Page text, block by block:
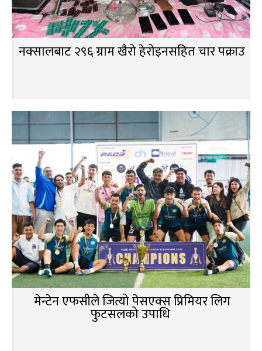
नक्सालबाट २९६ ग्राम खैरो हेरोइनसहित चार पक्राउ
मेन्टेन एफसीले जित्यो पेसएक्स प्रिमियर लिग
फुटसलको उपाधि